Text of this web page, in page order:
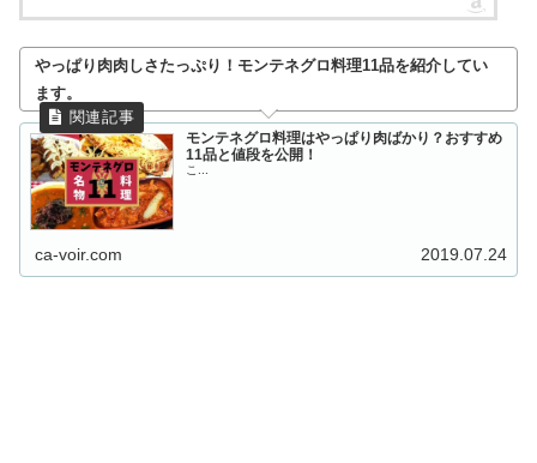
やっぱり肉肉しさたっぷり！モンテネグロ料理11品を紹介してい
ます。
モンテネグロ料理はやっぱり肉ばかり？おすすめ
11品と値段を公開！
こ...
ca-voir.com 2019.07.24